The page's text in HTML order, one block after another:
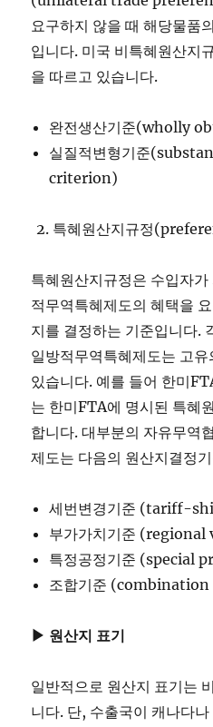
요구하지 않을 때 해당물품
입니다. 미국 비특혜원산지
을 따르고 있습니다.
완전생산기준(wholly
실질적변형기준
criterion)
특혜원산지규정
특혜원산지규정은 수입자
적무역특혜제도의 혜택을
지를 결정하는 기준입니다.
일방적무역특혜제도는 고
있습니다. 예를 들어 한미
는 한미FTA에 명시된 특혜
합니다. 대부분의 자유무역
제도는 다음의 원산지결정
세번변경기준 (tariff-
부가가치기준
특정공정기준 (special
조합기준
▶ 원산지 표기
일반적으로 원산지 표기는
니다. 단, 수출국이 캐나다